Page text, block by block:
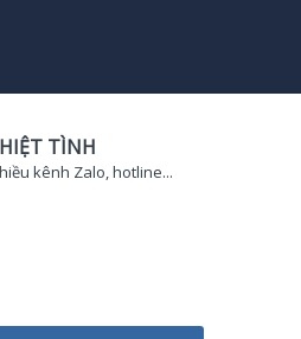
TÌNH
kênh Zalo, hotline...